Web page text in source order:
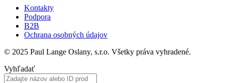
Kontakty
Podpora
B2B
Ochrana osobných údajov
© 2025 Paul Lange Oslany, s.r.o. Všetky práva vyhradené.
Vyhľadať